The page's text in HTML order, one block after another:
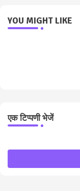
YOU MIGHT LIKE
एक टिप्पणी भेजें